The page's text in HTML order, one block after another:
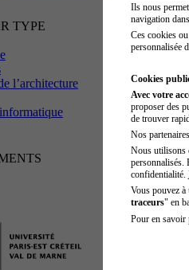
TYPE
l’architecture
Ils nous
navigation
Ces cookies
personnalisée
Cookies
Avec votre
proposer des
de trouver
Nos
Nous utilisons
personnalisés.
confidentialité.
Vous pouvez
traceurs" en
Pour en